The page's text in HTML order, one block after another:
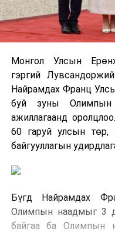
Монгол Улсын
гэргий
Найрамдах Франц
буй зуны Олимпын
ажиллагаанд
60 гаруй улсын төр,
байгууллагын
Бүгд Найрамдах
Олимпын наадмыг 3
байгаа ба Олимпын